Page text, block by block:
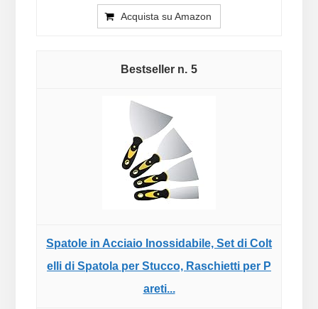
Acquista su Amazon
5
Spatole in Acciaio Inossidabile, Set di Colt
elli di Spatola per Stucco, Raschietti per P
areti...